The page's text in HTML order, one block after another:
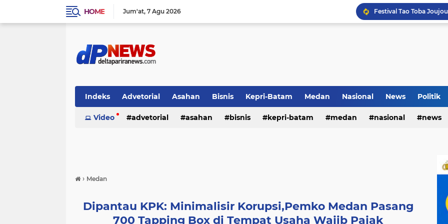
HOME Jum'at 7 Agu 2026
Pemko Medan Raih
Indeks Advetorial Asahan Bisnis Kepri-Batam Medan Nasional News Politik
Video advetorial asahan bisnis kepri-batam medan nasional news
› Medan
Dipantau KPK: Minimalisir Korupsi,Pemko Medan Pasang
700 Tapping Box di Tempat Usaha Wajib Pajak